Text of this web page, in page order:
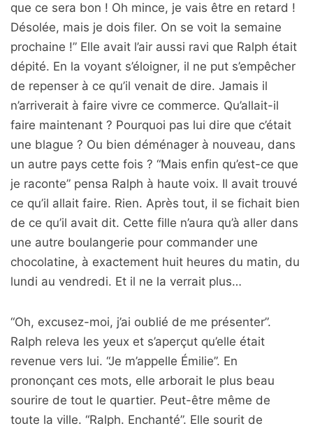
que ce sera bon ! Oh mince, je vais être en retard !
Désolée, mais je dois filer. On se voit la semaine
prochaine !” Elle avait l’air aussi ravi que Ralph était
dépité. En la voyant s’éloigner, il ne put s’empêcher
de repenser à ce qu’il venait de dire. Jamais il
n’arriverait à faire vivre ce commerce. Qu’allait-il
faire maintenant ? Pourquoi pas lui dire que c’était
une blague ? Ou bien déménager à nouveau, dans
un autre pays cette fois ? “Mais enfin qu’est-ce que
je raconte” pensa Ralph à haute voix. Il avait trouvé
ce qu’il allait faire. Rien. Après tout, il se fichait bien
de ce qu’il avait dit. Cette fille n’aura qu’à aller dans
une autre boulangerie pour commander une
chocolatine, à exactement huit heures du matin, du
lundi au vendredi. Et il ne la verrait plus…
“Oh, excusez-moi, j’ai oublié de me présenter”.
Ralph releva les yeux et s’aperçut qu’elle était
revenue vers lui. “Je m’appelle Émilie”. En
prononçant ces mots, elle arborait le plus beau
sourire de tout le quartier. Peut-être même de
toute la ville. “Ralph. Enchanté”. Elle sourit de